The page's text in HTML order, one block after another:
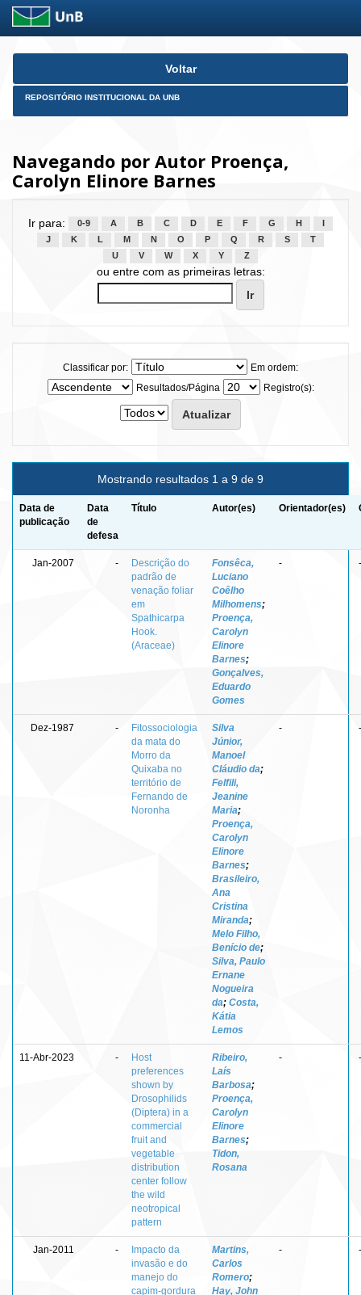
Skip
Voltar
REPOSITÓRIO INSTITUCIONAL DA UNB
Navegando por Autor Proença,
Carolyn Elinore Barnes
Ir para: 0-9 A B C D E F G H
J
K L M N O P Q R S
T
U
V W X Y Z
ou entre com as primeiras letras:
Classificar por:
Em ordem:
Resultados/Página
Registro(s):
Mostrando resultados 1 a 9 de 9
Data de
publicação
Data
de
defesa
Título Autor(es) Orientador(es)
Jan-2007 -
Descrição do
padrão de
venação foliar
em
Spathicarpa
Hook.
(Araceae)
Fonsêca,
Luciano
Coêlho
Milhomens;
Proença,
Carolyn
Elinore
Barnes;
Gonçalves,
Eduardo
Gomes
- -
Dez-1987 -
Fitossociologia
da mata do
Morro da
Quixaba no
território de
Fernando de
Noronha
Silva
Júnior,
Manoel
Cláudio da;
Felfili,
Jeanine
Maria;
Proença,
Carolyn
Elinore
Barnes;
Brasileiro,
Ana
Cristina
Miranda;
Melo Filho,
Benício de;
Silva, Paulo
Ernane
Nogueira
da; Costa,
Kátia
Lemos
- -
11-Abr-2023 -
Host
preferences
shown by
Drosophilids
(Diptera) in a
commercial
fruit and
vegetable
distribution
center follow
the wild
neotropical
pattern
Ribeiro,
Laís
Barbosa;
Proença,
Carolyn
Elinore
Barnes;
Tidon,
Rosana
- -
Jan-2011 -
Impacto da
invasão e do
manejo do
capim-gordura
Martins,
Carlos
Romero;
Hay, John
- -